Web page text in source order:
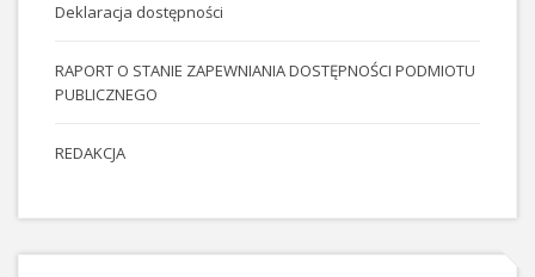
Deklaracja dostępności
RAPORT O STANIE ZAPEWNIANIA DOSTĘPNOŚCI PODMIOTU
PUBLICZNEGO
REDAKCJA